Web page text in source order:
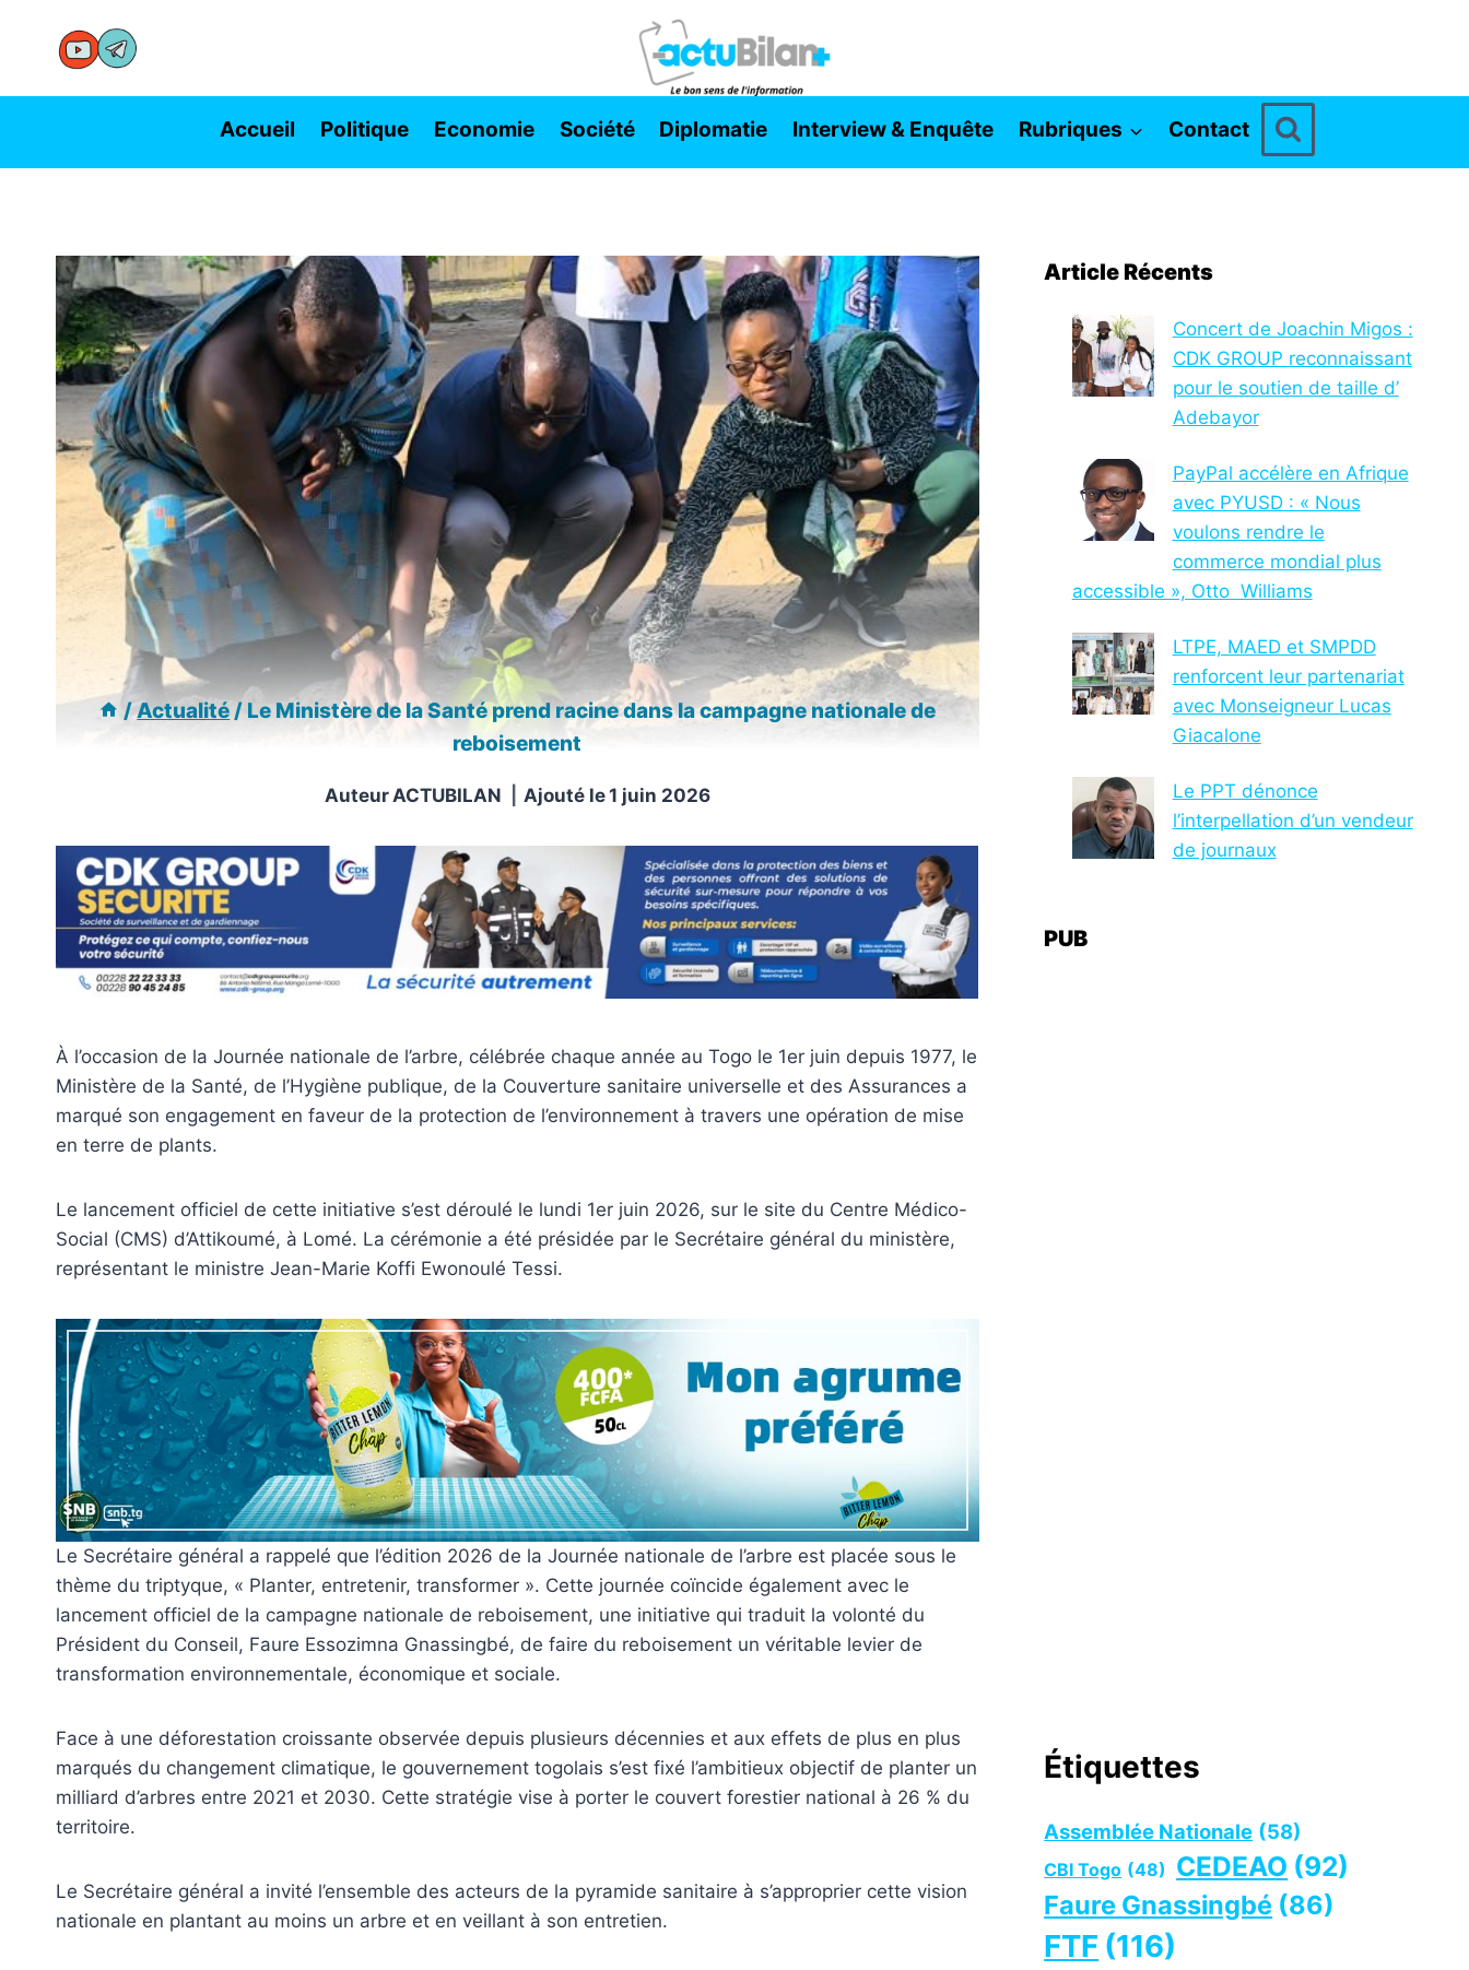
contenu
Accueil Politique Economie Société Diplomatie Interview & Enquête Rubriques Contact
/Actualité/ Le Ministère de la Santé prend racine dans la campagne nationale de
reboisement
AuteurACTUBILAN Ajouté le1 juin 2026
À l’occasion de la Journée nationale de l’arbre, célébrée chaque année au Togo le 1er juin depuis 1977, le
Ministère de la Santé, de l’Hygiène publique, de la Couverture sanitaire universelle et des Assurances a
marqué son engagement en faveur de la protection de l’environnement à travers une opération de mise
en terre de plants.
Le lancement officiel de cette initiative s’est déroulé le lundi 1er juin 2026, sur le site du Centre Médico-
Social (CMS) d’Attikoumé, à Lomé. La cérémonie a été présidée par le Secrétaire général du ministère,
représentant le ministre Jean-Marie Koffi Ewonoulé Tessi.
Le Secrétaire général a rappelé que l’édition 2026 de la Journée nationale de l’arbre est placée sous le
thème du triptyque, « Planter, entretenir, transformer ». Cette journée coïncide également avec le
lancement officiel de la campagne nationale de reboisement, une initiative qui traduit la volonté du
Président du Conseil, Faure Essozimna Gnassingbé, de faire du reboisement un véritable levier de
transformation environnementale, économique et sociale.
Face à une déforestation croissante observée depuis plusieurs décennies et aux effets de plus en plus
marqués du changement climatique, le gouvernement togolais s’est fixé l’ambitieux objectif de planter un
milliard d’arbres entre 2021 et 2030. Cette stratégie vise à porter le couvert forestier national à 26 % du
territoire.
Le Secrétaire général a invité l’ensemble des acteurs de la pyramide sanitaire à s’approprier cette vision
nationale en plantant au moins un arbre et en veillant à son entretien.
Article Récents
Concert de Joachin Migos :
CDK GROUP reconnaissant
pour le soutien de taille d’
Adebayor
PayPal accélère en Afrique
avec PYUSD : « Nous
voulons rendre le
commerce mondial plus
accessible », Otto Williams
LTPE, MAED et SMPDD
renforcent leur partenariat
avec Monseigneur Lucas
Giacalone
Le PPT dénonce
l’interpellation d’un vendeur
de journaux
PUB
Étiquettes
Assemblée Nationale (58)
CBI Togo (48) CEDEAO (92)
Faure Gnassingbé (86)
FTF (116)